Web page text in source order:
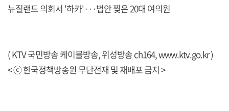
뉴질랜드 의회서 '하카'···법안 찢은 20대 여의원
( KTV 국민방송 케이블방송, 위성방송 ch164,www.ktv.go.kr)
< ⓒ 한국정책방송원 무단전재 및 재배포 금지 >